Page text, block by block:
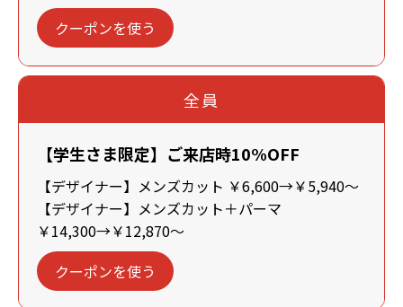
クーポンを使う
全員
【学生さま限定】ご来店時10%OFF
【デザイナー】メンズカット ￥6,600→￥5,940～
【デザイナー】メンズカット＋パーマ
￥14,300→￥12,870～
クーポンを使う